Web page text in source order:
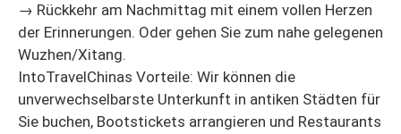
→ Rückkehr am Nachmittag mit einem vollen Herzen
der Erinnerungen. Oder gehen Sie zum nahe gelegenen
Wuzhen/Xitang.
IntoTravelChinas Vorteile: Wir können die
unverwechselbarste Unterkunft in antiken Städten für
Sie buchen, Bootstickets arrangieren und Restaurants